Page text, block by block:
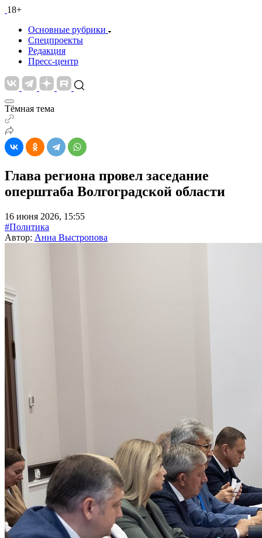
18+
Основные рубрики
Спецпроекты
Редакция
Пресс-центр
Тёмная тема
Глава региона провел заседание
оперштаба Волгоградской области
16 июня 2026, 15:55
#Политика
Автор: Анна Выстропова